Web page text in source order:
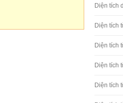
Diện tích
Diện tích
Diện tích
Diện tích
Diện tích